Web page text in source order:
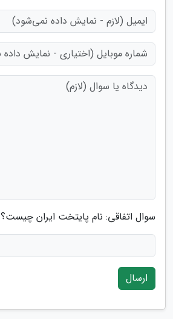
سوال اتفاقی: نام پایتخت ایران چیست؟
ارسال